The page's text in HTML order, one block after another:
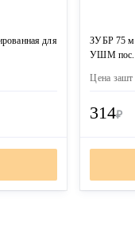
для
ЗУБР 75
УШМ пос.
Цена зашт
314₽